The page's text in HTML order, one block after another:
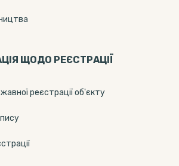
ЩОДО РЕЄСТРАЦІЇ
реєстрації об'єкту